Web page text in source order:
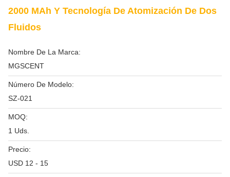
2000 MAh Y Tecnología De Atomización De Dos
Fluidos
Nombre De La Marca:
MGSCENT
Número De Modelo:
SZ-021
MOQ:
1 Uds.
Precio:
USD 12 - 15